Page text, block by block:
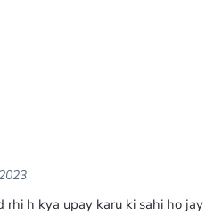
rhi h kya upay karu ki sahi ho jay